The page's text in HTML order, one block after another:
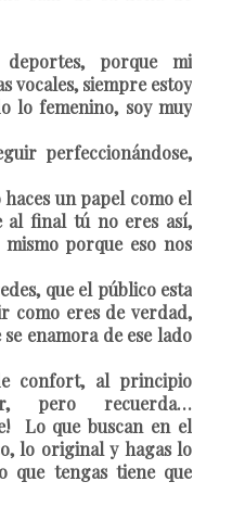
porque mi
vocales, siempre estoy
lo femenino, soy muy
perfeccionándose,
un papel como el
al final tú no eres así,
porque eso nos
que el público esta
como eres de verdad,
enamora de ese lado
confort, al principio
pero recuerda…
Lo que buscan en el
lo original y hagas lo
que tengas tiene que